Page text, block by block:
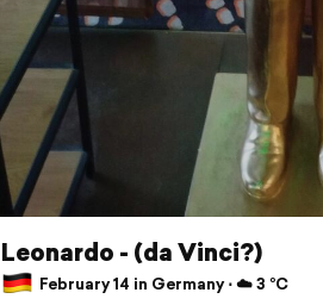
Leonardo - (da Vinci?)
February 14 in Germany ⋅ ☁️ 3 °C